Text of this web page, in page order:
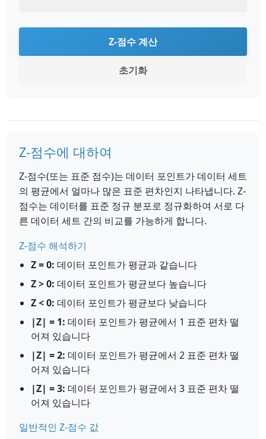
Z-점수 계산
초기화
Z-점수에 대하여
Z-점수(또는 표준 점수)는 데이터 포인트가 데이터 세트
의 평균에서 얼마나 많은 표준 편차인지 나타냅니다. Z-
점수는 데이터를 표준 정규 분포로 정규화하여 서로 다
른 데이터 세트 간의 비교를 가능하게 합니다.
Z-점수 해석하기
Z = 0: 데이터 포인트가 평균과 같습니다
Z > 0: 데이터 포인트가 평균보다 높습니다
Z < 0: 데이터 포인트가 평균보다 낮습니다
|Z| = 1: 데이터 포인트가 평균에서 1 표준 편차 떨
어져 있습니다
|Z| = 2: 데이터 포인트가 평균에서 2 표준 편차 떨
어져 있습니다
|Z| = 3: 데이터 포인트가 평균에서 3 표준 편차 떨
어져 있습니다
일반적인 Z-점수 값